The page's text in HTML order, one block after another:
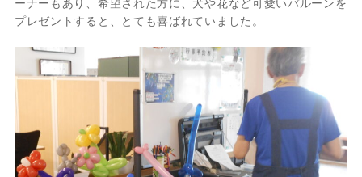
ーナーもあり、希望された方に、犬や花など可愛いバルーンを
プレゼントすると、とても喜ばれていました。